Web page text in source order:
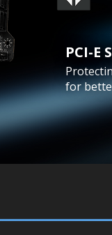
PCI-E
for